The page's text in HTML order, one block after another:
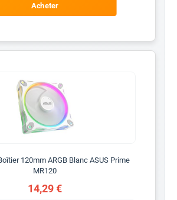
Acheter
120mm ARGB Blanc ASUS Prime
MR120
14,29 €